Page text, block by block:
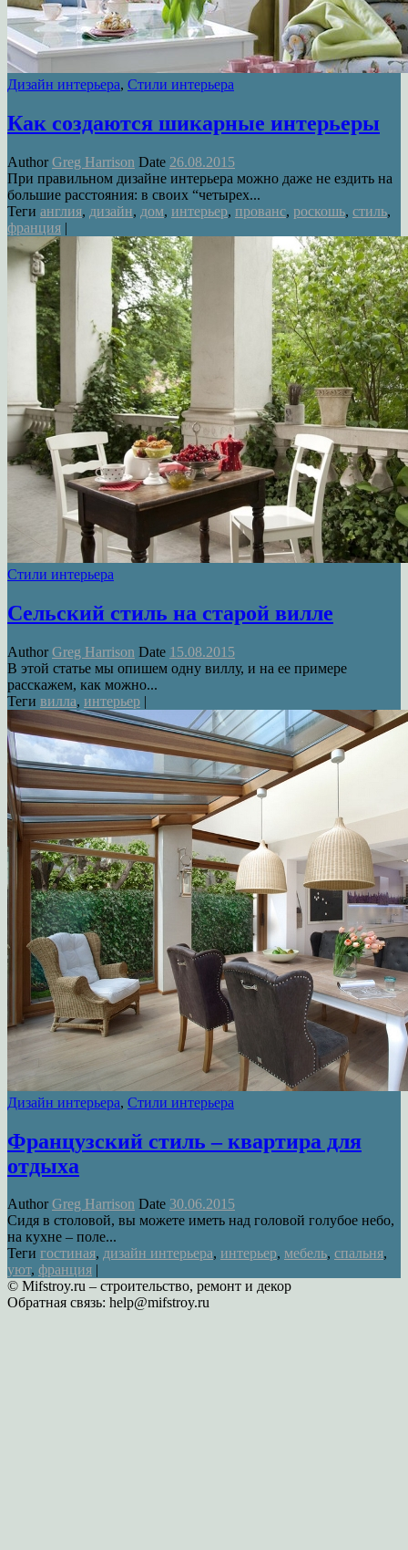
Дизайн интерьера, Стили интерьера
Как создаются шикарные интерьеры
AuthorGreg Harrison Date 26.08.2015
При правильном дизайне интерьера можно даже не ездить на
большие расстояния: в своих “четырех...
Теги англия, дизайн, дом, интерьер, прованс, роскошь, стиль,
франция |
Стили интерьера
Сельский стиль на старой вилле
AuthorGreg Harrison Date 15.08.2015
В этой статье мы опишем одну виллу, и на ее примере
расскажем, как можно...
Теги вилла, интерьер |
Дизайн интерьера, Стили интерьера
Французский стиль – квартира для
отдыха
AuthorGreg Harrison Date 30.06.2015
Сидя в столовой, вы можете иметь над головой голубое небо,
на кухне – поле...
Теги гостиная, дизайн интерьера, интерьер, мебель, спальня,
уют, франция |
© Mifstroy.ru – строительство, ремонт и декор
Обратная связь: help@mifstroy.ru